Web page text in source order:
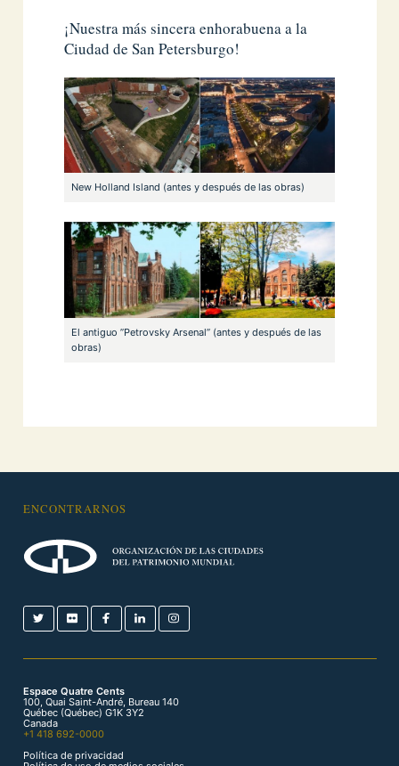
¡Nuestra más sincera enhorabuena a la
Ciudad de San Petersburgo!
New Holland Island (antes y después de las obras)
El antiguo ”Petrovsky Arsenal” (antes y después de las
obras)
ENCONTRARNOS
Espace Quatre Cents
100, Quai Saint-André, Bureau 140
Québec (Québec) G1K 3Y2
Canada
+1 418 692-0000
Política de privacidad